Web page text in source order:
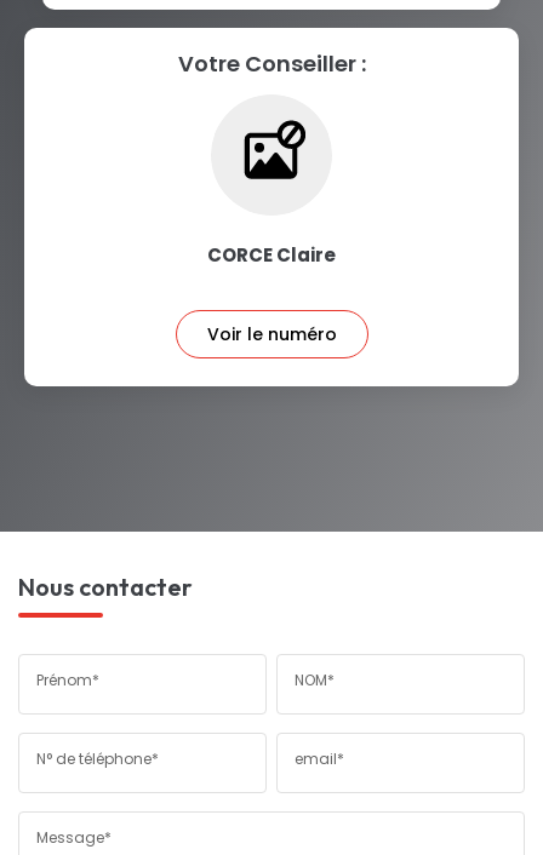
Votre Conseiller :
CORCE Claire
Voir le numéro
Nous contacter
Prénom* NOM*
N° de téléphone* email*
Message*